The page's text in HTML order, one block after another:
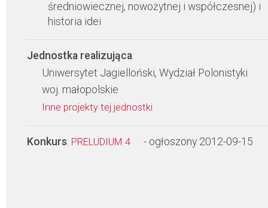
średniowiecznej, nowożytnej i współczesnej) i
historia idei
Jednostka realizująca:
Uniwersytet Jagielloński, Wydział Polonistyki
woj. małopolskie
Inne projekty tej jednostki
Konkurs: PRELUDIUM 4 - ogłoszony 2012-09-15